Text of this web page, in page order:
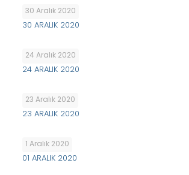
30 Aralık 2020
30 ARALIK 2020
24 Aralık 2020
24 ARALIK 2020
23 Aralık 2020
23 ARALIK 2020
1 Aralık 2020
01 ARALIK 2020